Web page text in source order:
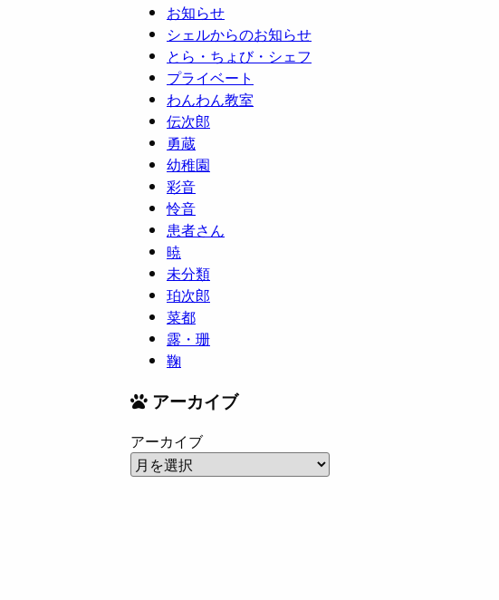
お知らせ
シェルからのお知らせ
とら・ちょび・シェフ
プライベート
わんわん教室
伝次郎
勇蔵
幼稚園
彩音
怜音
患者さん
暁
未分類
珀次郎
菜都
露・珊
鞠
アーカイブ
アーカイブ